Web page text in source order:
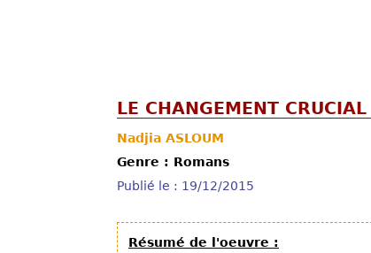
LE CHANGEMENT CRUCIAL
Nadjia ASLOUM
Genre : Romans
Publié le : 19/12/2015
Résumé de l'oeuvre :